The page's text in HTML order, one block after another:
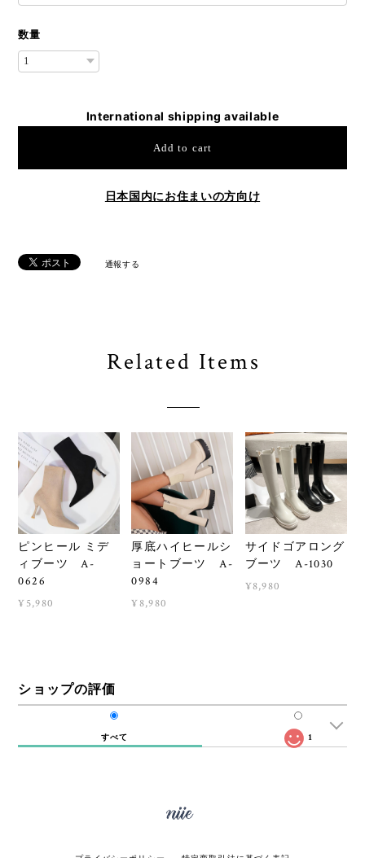
数量
International shipping available
Add to cart
日本国内にお住まいの方向け
通報する
Related Items
ピンヒール ミデ
ィブーツ A-
0626
¥5,980
厚底ハイヒールシ
ョートブーツ A-
0984
¥8,980
サイドゴアロング
ブーツ A-1030
¥8,980
ショップの評価
すべて 1